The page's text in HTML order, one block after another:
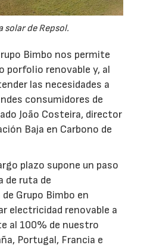
solar de Repsol.
Bimbo nos permite
porfolio renovable y, al
las necesidades a
consumidores de
João Costeira, director
Baja en Carbono de
plazo supone un paso
de ruta de
Grupo Bimbo en
electricidad renovable a
al 100% de nuestro
Portugal, Francia e